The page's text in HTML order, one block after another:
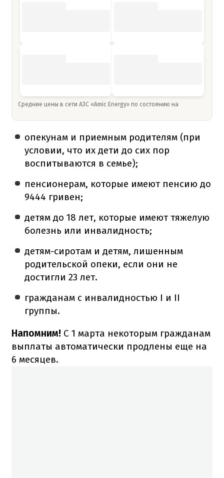
Средние цены в сети АЗС «Amic Energy» по состоянию на
опекунам и приемным родителям (при
условии, что их дети до сих пор
воспитываются в семье);
пенсионерам, которые имеют пенсию до
9444 гривен;
детям до 18 лет, которые имеют тяжелую
болезнь или инвалидность;
детям-сиротам и детям, лишенным
родительской опеки, если они не
достигли 23 лет.
гражданам с инвалидностью I и II
группы.
Напомним! С 1 марта некоторым гражданам
выплаты автоматически продлены еще на
6 месяцев.